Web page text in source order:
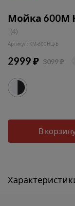
Мойка 600М
(4)
Артикул: КМ-600НЦ/Б
2999 ₽ 3099 ₽
В